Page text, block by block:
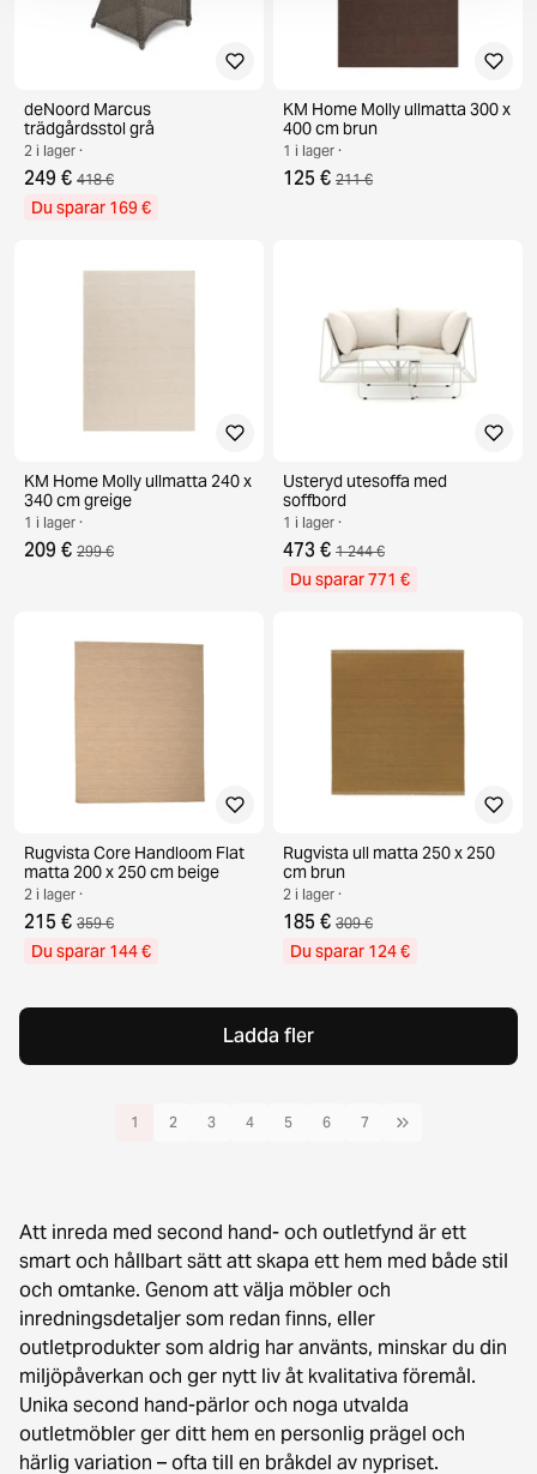
deNoord Marcus
trädgårdsstol grå
2 i lager ·
249 € 418 €
Du sparar 169 €
KM Home Molly ullmatta 300 x
400 cm brun
1 i lager ·
125 € 211 €
KM Home Molly ullmatta 240 x
340 cm greige
1 i lager ·
209 € 299 €
Usteryd utesoffa med
soffbord
1 i lager ·
473 € 1 244 €
Du sparar 771 €
Rugvista Core Handloom Flat
matta 200 x 250 cm beige
2 i lager ·
215 € 359 €
Du sparar 144 €
Rugvista ull matta 250 x 250
cm brun
2 i lager ·
185 € 309 €
Du sparar 124 €
Ladda fler
1 2 3 4 5 6 7
Att inreda med second hand- och outletfynd är ett
smart och hållbart sätt att skapa ett hem med både stil
och omtanke. Genom att välja möbler och
inredningsdetaljer som redan finns, eller
outletprodukter som aldrig har använts, minskar du din
miljöpåverkan och ger nytt liv åt kvalitativa föremål.
Unika second hand-pärlor och noga utvalda
outletmöbler ger ditt hem en personlig prägel och
härlig variation – ofta till en bråkdel av nypriset.